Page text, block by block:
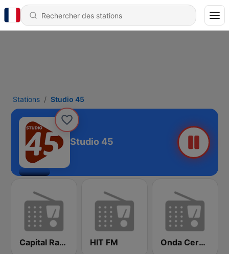
Stations Studio 45
Studio 45
Capital Radio HIT FM Onda Cero Madrid